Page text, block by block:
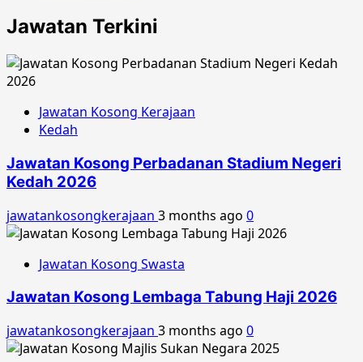
Jawatan Terkini
Jawatan Kosong Kerajaan
Kedah
Jawatan Kosong Perbadanan Stadium Negeri
Kedah 2026
jawatankosongkerajaan 3 months ago 0
Jawatan Kosong Swasta
Jawatan Kosong Lembaga Tabung Haji 2026
jawatankosongkerajaan 3 months ago 0